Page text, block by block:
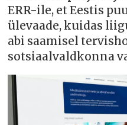
ERR-ile, et Eestis
ülevaade, kuidas
abi saamisel
sotsiaalvaldkonna